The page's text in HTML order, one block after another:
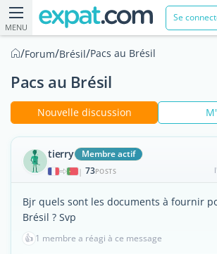
MENU
Se
/Forum/Brésil/Pacs au Brésil
Pacs au Brésil
Nouvelle discussion
tierry Membre actif
| 73POSTS
Bjr quels sont les documents à fournir
Brésil ? Svp
👍 1 membre a réagi à ce message